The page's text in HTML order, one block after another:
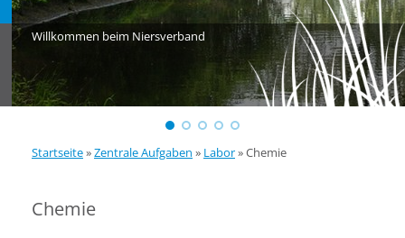
Willkommen beim Niersverband
Startseite»Zentrale Aufgaben » Labor»Chemie
Chemie